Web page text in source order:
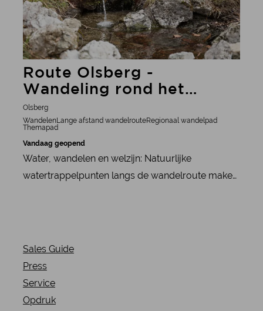
Route Olsberg -
Wandeling rond het
thema water
Olsberg
WandelenLange afstand wandelrouteRegionaal wandelpad
Themapad
Vandaag geopend
Water, wandelen en welzijn: Natuurlijke
watertrappelpunten langs de wandelroute maken
Sales Guide
Press
Service
Opdruk